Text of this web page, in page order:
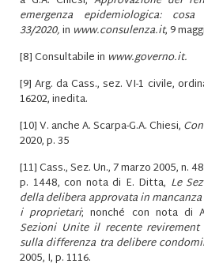
emergenza epidemiologica:
33/2020,in www.consulenza.it, 9
[8]Consultabile in www.governo.it.
[9] Arg. da Cass., sez. VI-1 civile,
16202, inedita.
[10]V. anche A. Scarpa-G.A. Chiesi,
2020, p. 35
[11]Cass., Sez. Un., 7 marzo 2005, n.
p. 1448, con nota di E. Ditta, Le
della delibera approvata in
i proprietari; nonché con nota di
Sezioni Unite il recente
sulla differenza tra delibere
2005, I, p. 1116.